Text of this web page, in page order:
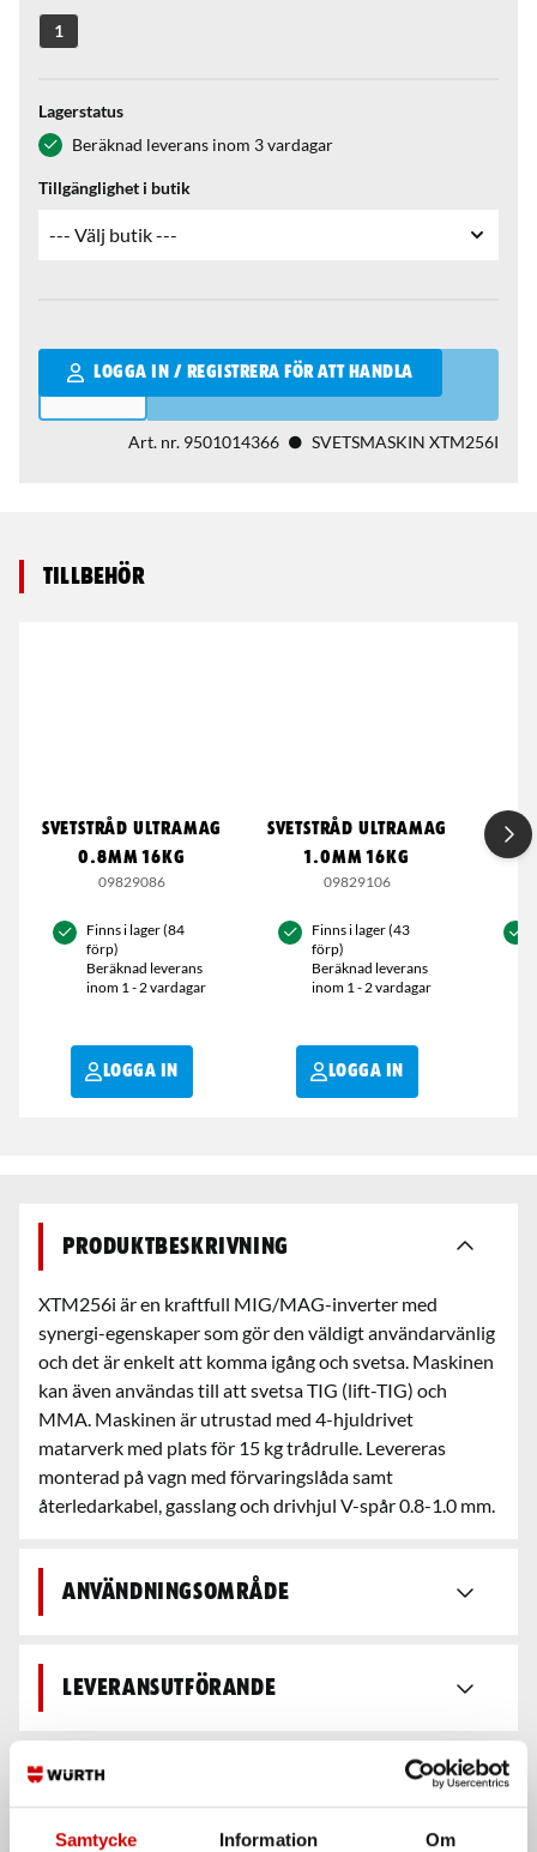
Samtycke Information Om
1
Lagerstatus
Beräknad leverans inom 3 vardagar
Tillgänglighet i butik
LOGGA IN / REGISTRERA FÖR ATT HANDLA
Qantity
Art. nr. 9501014366 SVETSMASKIN XTM256I
Tillbehör
SVETSTRÅD ULTRAMAG
0.8MM 16KG
09829086
Finns i lager (84
förp)
Beräknad leverans
inom 1 - 2 vardagar
LOGGA IN
SVETSTRÅD ULTRAMAG
1.0MM 16KG
09829106
Finns i lager (43
förp)
Beräknad leverans
inom 1 - 2 vardagar
LOGGA IN
Produktbeskrivning
XTM256i är en kraftfull MIG/MAG-inverter med
synergi-egenskaper som gör den väldigt användarvänlig
och det är enkelt att komma igång och svetsa. Maskinen
kan även användas till att svetsa TIG (lift-TIG) och
MMA. Maskinen är utrustad med 4-hjuldrivet
matarverk med plats för 15 kg trådrulle. Levereras
monterad på vagn med förvaringslåda samt
återledarkabel, gasslang och drivhjul V-spår 0.8-1.0 mm.
Användningsområde
Leveransutförande
Teknisk data